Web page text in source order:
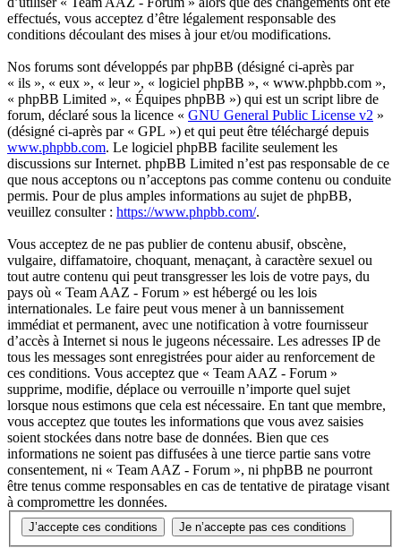
effectués, vous acceptez d’être légalement responsable des
conditions découlant des mises à jour et/ou modifications.
Nos forums sont développés par phpBB (désigné ci-après par
« ils », « eux », « leur », « logiciel phpBB », « www.phpbb.com »,
« phpBB Limited », « Équipes phpBB ») qui est un script libre de
forum, déclaré sous la licence « GNU General Public License v2 »
(désigné ci-après par « GPL ») et qui peut être téléchargé depuis
www.phpbb.com. Le logiciel phpBB facilite seulement les
discussions sur Internet. phpBB Limited n’est pas responsable de ce
que nous acceptons ou n’acceptons pas comme contenu ou conduite
permis. Pour de plus amples informations au sujet de phpBB,
veuillez consulter : https://www.phpbb.com/.
Vous acceptez de ne pas publier de contenu abusif, obscène,
vulgaire, diffamatoire, choquant, menaçant, à caractère sexuel ou
tout autre contenu qui peut transgresser les lois de votre pays, du
pays où « Team AAZ - Forum » est hébergé ou les lois
internationales. Le faire peut vous mener à un bannissement
immédiat et permanent, avec une notification à votre fournisseur
d’accès à Internet si nous le jugeons nécessaire. Les adresses IP de
tous les messages sont enregistrées pour aider au renforcement de
ces conditions. Vous acceptez que « Team AAZ - Forum »
supprime, modifie, déplace ou verrouille n’importe quel sujet
lorsque nous estimons que cela est nécessaire. En tant que membre,
vous acceptez que toutes les informations que vous avez saisies
soient stockées dans notre base de données. Bien que ces
informations ne soient pas diffusées à une tierce partie sans votre
consentement, ni « Team AAZ - Forum », ni phpBB ne pourront
être tenus comme responsables en cas de tentative de piratage visant
à compromettre les données.